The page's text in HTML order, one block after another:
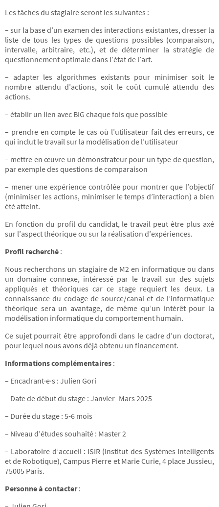
Les tâches du stagiaire seront les suivantes :
– sur la base d’un examen des interactions existantes, dresser la
liste de tous les types de questions possibles (comparaison,
intervalle, arbitraire, etc.), et de déterminer la stratégie de
questionnement optimale dans l’état de l’art.
– adapter les algorithmes existants pour minimiser soit le
nombre attendu d’actions, soit le coût cumulé attendu des
actions.
– établir un lien avec BIG chaque fois que possible
– prendre en compte le cas où l’utilisateur fait des erreurs, ce
qui inclut le travail sur la modélisation de l’utilisateur
– mettre en œuvre un démonstrateur pour un type de question,
par exemple des questions de comparaison
– mener une expérience contrôlée pour montrer que l’objectif
(minimiser les actions, minimiser le temps d’interaction) a bien
été atteint.
En fonction du profil du candidat, le travail peut être plus axé
sur l’aspect théorique ou sur la réalisation d’expériences.
Profil recherché :
Nous recherchons un stagiaire de M2 en informatique ou dans
un domaine connexe, intéressé par le travail sur des sujets
appliqués et théoriques car ce stage requiert les deux. La
connaissance du codage de source/canal et de l’informatique
théorique sera un avantage, de même qu’un intérêt pour la
modélisation informatique du comportement humain.
Ce sujet pourrait être approfondi dans le cadre d’un doctorat,
pour lequel nous avons déjà obtenu un financement.
Informations complémentaires :
– Encadrant·e·s : Julien Gori
– Date de début du stage : Janvier -Mars 2025
– Durée du stage : 5-6 mois
– Niveau d’études souhaité : Master 2
– Laboratoire d’accueil : ISIR (Institut des Systèmes Intelligents
et de Robotique), Campus Pierre et Marie Curie, 4 place Jussieu,
75005 Paris.
Personne à contacter: